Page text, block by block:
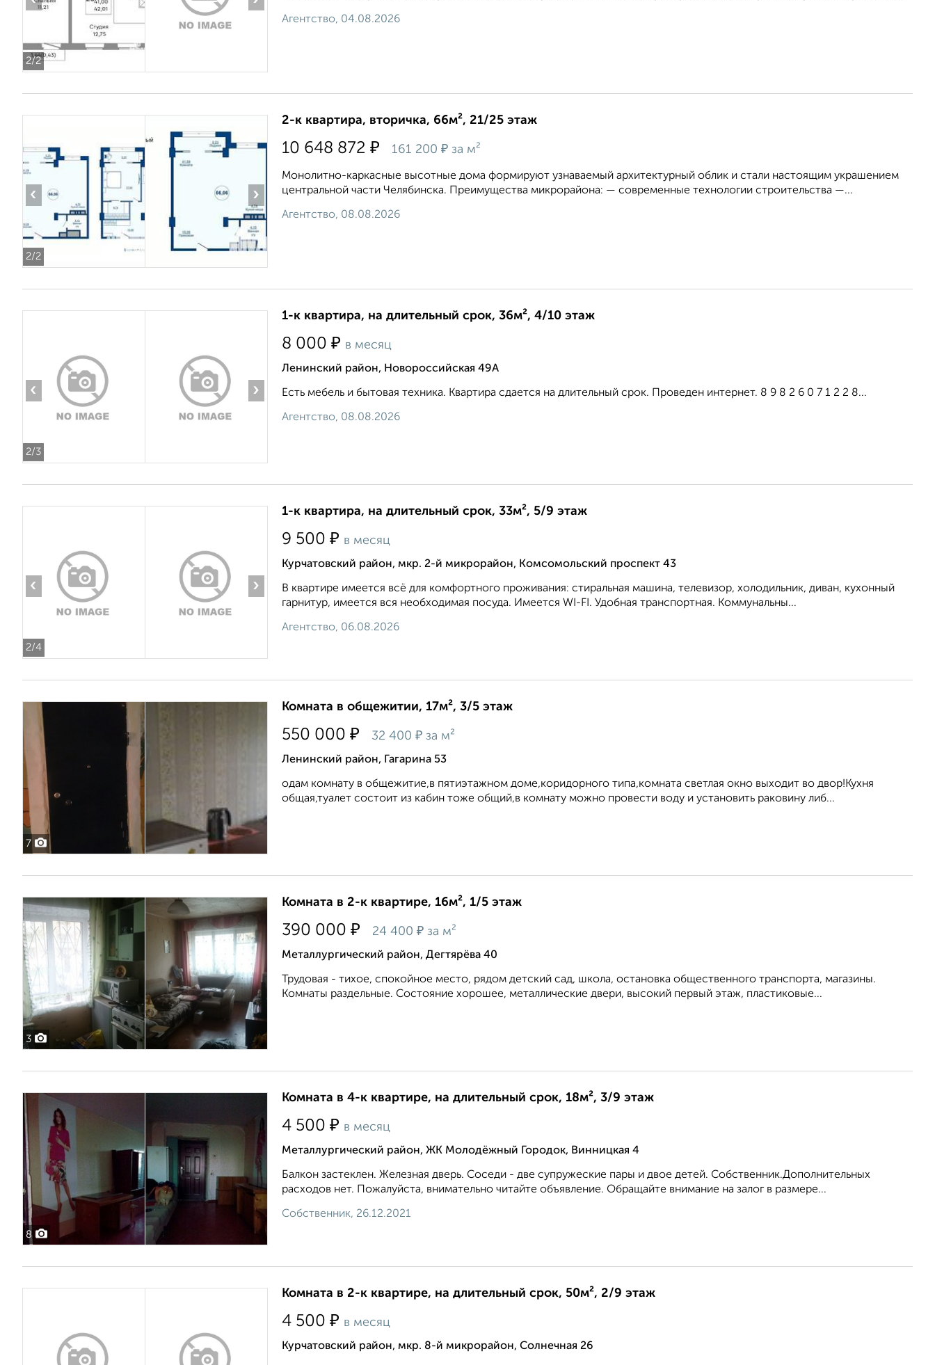
2/2
Агентство, 04.08.2026
2/2
‹ ›
2-к квартира, вторичка, 66м², 21/25 этаж
10 648 872 ₽ 161 200 ₽ за м²
Монолитно-каркасные высотные дома формируют узнаваемый архитектурный облик и стали настоящим украшением
центральной части Челябинска. Преимущества микрорайона: — современные технологии строительства —...
Агентство, 08.08.2026
2/3
‹ ›
1-к квартира, на длительный срок, 36м², 4/10 этаж
8 000 ₽ в месяц
Ленинский район, Новороссийская 49А
Есть мебель и бытовая техника. Квартира сдается на длительный срок. Проведен интернет. 8 9 8 2 6 0 7 1 2 2 8...
Агентство, 08.08.2026
2/4
‹ ›
1-к квартира, на длительный срок, 33м², 5/9 этаж
9 500 ₽ в месяц
Курчатовский район, мкр. 2-й микрорайон, Комсомольский проспект 43
В квартире имеется всё для комфортного проживания: стиральная машина, телевизор, холодильник, диван, кухонный
гарнитур, имеется вся необходимая посуда. Имеется WI-FI. Удобная транспортная. Коммунальны...
Агентство, 06.08.2026
7
Комната в общежитии, 17м², 3/5 этаж
550 000 ₽ 32 400 ₽ за м²
Ленинский район, Гагарина 53
одам комнату в общежитие,в пятиэтажном доме,коридорного типа,комната светлая окно выходит во двор!Кухня
общая,туалет состоит из кабин тоже общий,в комнату можно провести воду и установить раковину либ...
3
Комната в 2-к квартире, 16м², 1/5 этаж
390 000 ₽ 24 400 ₽ за м²
Металлургический район, Дегтярёва 40
Трудовая - тихое, спокойное место, рядом детский сад, школа, остановка общественного транспорта, магазины.
Комнаты раздельные. Состояние хорошее, металлические двери, высокий первый этаж, пластиковые...
8
Комната в 4-к квартире, на длительный срок, 18м², 3/9 этаж
4 500 ₽ в месяц
Металлургический район, ЖК Молодёжный Городок, Винницкая 4
Балкон застеклен. Железная дверь. Соседи - две супружеские пары и двое детей. Собственник.Дополнительных
расходов нет. Пожалуйста, внимательно читайте объявление. Обращайте внимание на залог в размере...
Собственник, 26.12.2021
Комната в 2-к квартире, на длительный срок, 50м², 2/9 этаж
4 500 ₽ в месяц
Курчатовский район, мкр. 8-й микрорайон, Солнечная 26